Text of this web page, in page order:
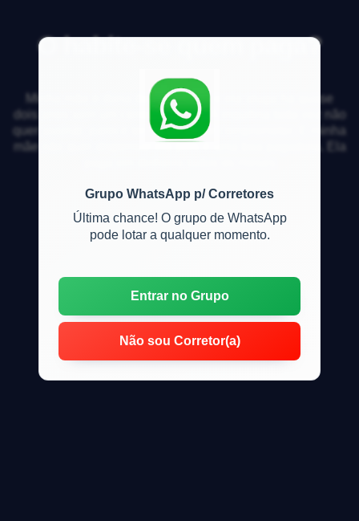
Grupo WhatsApp p/ Corretores
Última chance! O grupo de WhatsApp
pode lotar a qualquer momento.
Entrar no Grupo
Não sou Corretor(a)
O habite-se quem paga?
Minha mãe é dona de um imóvel e ela aluga há quase
dois anos sem um contrato formal. A inquilina toda vez não
quer assinar, parece ter medo de se comprometer. E minha
mãe não quer dispensar ela pois é uma boa pagadora. Ela